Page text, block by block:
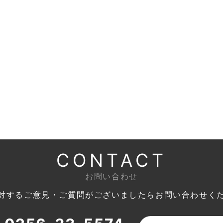
CONTACT
お問い合わせ
するご意見・ご質問がございましたら お問い合わせく